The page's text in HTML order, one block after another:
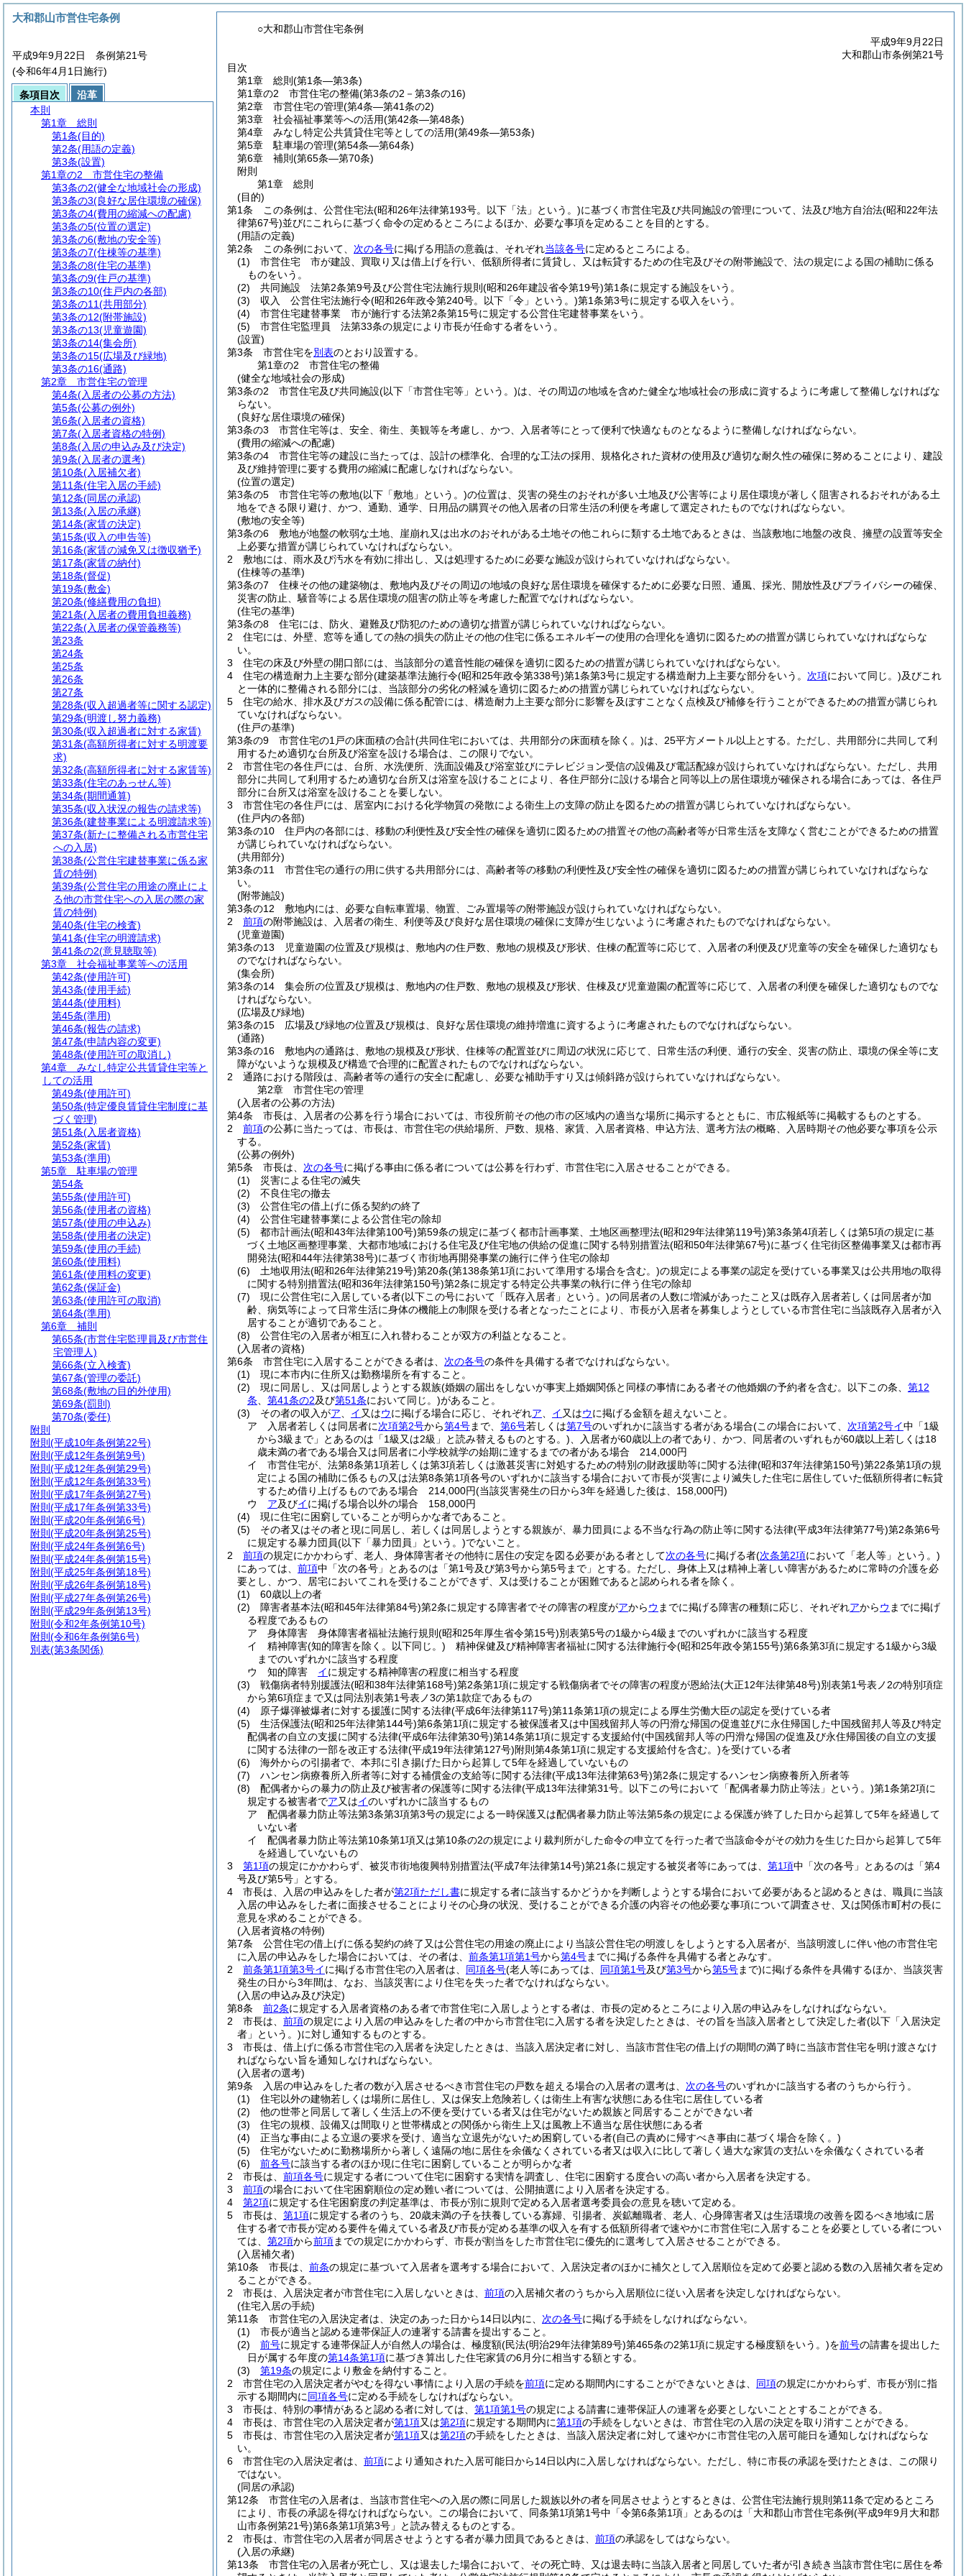
○大和郡山市営住宅条例
平成9年9月22日
大和郡山市条例第21号
目次
第1章
総則 (第1条―第3条)
第1章の2
市営住宅の整備(第3条の2－第3条の16)
第2章
市営住宅の管理(第4条―第41条の2)
第3章
社会福祉事業等への活用(第42条―第48条)
第4章
みなし特定公共賃貸住宅等としての活用(第49条―第53条)
第5章
駐車場の管理(第54条―第64条)
第6章
補則 (第65条―第70条)
附則
第1章
総則
(目的)
第1条
この条例は、公営住宅法(昭和26年法律第193号。以下「法」という。)に基づく市営住宅及び共同施設の管理について、法及び地方自治法(昭和22年法
律第67号)並びにこれらに基づく命令の定めるところによるほか、必要な事項を定めることを目的とする。
(用語の定義)
第2条
この条例において、 次の各号に掲げる用語の意義は、それぞれ当該各号に定めるところによる。
(1)
市営住宅 市が建設、買取り又は借上げを行い、低額所得者に賃貸し、又は転貸するための住宅及びその附帯施設で、法の規定による国の補助に係る
ものをいう。
(2)
共同施設 法第2条第9号及び公営住宅法施行規則 (昭和26年建設省令第19号)第1条に規定する施設をいう。
(3)
収入 公営住宅法施行令(昭和26年政令第240号。以下「令」という。)第1条第3号に規定する収入をいう。
(4)
市営住宅建替事業 市が施行する法第2条第15号に規定する公営住宅建替事業をいう。
(5)
市営住宅監理員 法第33条の規定により市長が任命する者をいう。
(設置)
第3条
市営住宅を別表のとおり設置する。
第1章の2
市営住宅の整備
(健全な地域社会の形成)
第3条の2
市営住宅及び共同施設(以下「市営住宅等」という。)は、その周辺の地域を含めた健全な地域社会の形成に資するように考慮して整備しなければな
らない。
(良好な居住環境の確保)
第3条の3
市営住宅等は、安全、衛生、美観等を考慮し、かつ、入居者等にとって便利で快適なものとなるように整備しなければならない。
(費用の縮減への配慮)
第3条の4
市営住宅等の建設に当たっては、設計の標準化、合理的な工法の採用、規格化された資材の使用及び適切な耐久性の確保に努めることにより、建設
及び維持管理に要する費用の縮減に配慮しなければならない。
(位置の選定)
第3条の5
市営住宅等の敷地(以下「敷地」という。)の位置は、災害の発生のおそれが多い土地及び公害等により居住環境が著しく阻害されるおそれがある土
地をできる限り避け、かつ、通勤、通学、日用品の購買その他入居者の日常生活の利便を考慮して選定されたものでなければならない。
(敷地の安全等)
第3条の6
敷地が地盤の軟弱な土地、崖崩れ又は出水のおそれがある土地その他これらに類する土地であるときは、当該敷地に地盤の改良、擁壁の設置等安全
上必要な措置が講じられていなければならない。
2
敷地には、雨水及び汚水を有効に排出し、又は処理するために必要な施設が設けられていなければならない。
(住棟等の基準)
第3条の7
住棟その他の建築物は、敷地内及びその周辺の地域の良好な居住環境を確保するために必要な日照、通風、採光、開放性及びプライバシーの確保、
災害の防止、騒音等による居住環境の阻害の防止等を考慮した配置でなければならない。
(住宅の基準)
第3条の8
住宅には、防火、避難及び防犯のための適切な措置が講じられていなければならない。
2
住宅には、外壁、窓等を通しての熱の損失の防止その他の住宅に係るエネルギーの使用の合理化を適切に図るための措置が講じられていなければならな
い。
3
住宅の床及び外壁の開口部には、当該部分の遮音性能の確保を適切に図るための措置が講じられていなければならない。
4
住宅の構造耐力上主要な部分(建築基準法施行令(昭和25年政令第338号)第1条第3号に規定する構造耐力上主要な部分をいう。 次項において同じ。)及びこれ
と一体的に整備される部分には、当該部分の劣化の軽減を適切に図るための措置が講じられていなければならない。
5
住宅の給水、排水及びガスの設備に係る配管には、構造耐力上主要な部分に影響を及ぼすことなく点検及び補修を行うことができるための措置が講じられ
ていなければならない。
(住戸の基準)
第3条の9
市営住宅の1戸の床面積の合計(共同住宅においては、共用部分の床面積を除く。)は、25平方メートル以上とする。 ただし、共用部分に共同して利
用するため適切な台所及び浴室を設ける場合は、この限りでない。
2
市営住宅の各住戸には、台所、水洗便所、洗面設備及び浴室並びにテレビジョン受信の設備及び電話配線が設けられていなければならない。 ただし、共用
部分に共同して利用するため適切な台所又は浴室を設けることにより、各住戸部分に設ける場合と同等以上の居住環境が確保される場合にあっては、各住戸
部分に台所又は浴室を設けることを要しない。
3
市営住宅の各住戸には、居室内における化学物質の発散による衛生上の支障の防止を図るための措置が講じられていなければならない。
(住戸内の各部)
第3条の10
住戸内の各部には、移動の利便性及び安全性の確保を適切に図るための措置その他の高齢者等が日常生活を支障なく営むことができるための措置
が講じられていなければならない。
(共用部分)
第3条の11
市営住宅の通行の用に供する共用部分には、高齢者等の移動の利便性及び安全性の確保を適切に図るための措置が講じられていなければならな
い。
(附帯施設)
第3条の12
敷地内には、必要な自転車置場、物置、ごみ置場等の附帯施設が設けられていなければならない。
2
前項の附帯施設は、入居者の衛生、利便等及び良好な居住環境の確保に支障が生じないように考慮されたものでなければならない。
(児童遊園)
第3条の13
児童遊園の位置及び規模は、敷地内の住戸数、敷地の規模及び形状、住棟の配置等に応じて、入居者の利便及び児童等の安全を確保した適切なも
のでなければならない。
(集会所)
第3条の14
集会所の位置及び規模は、敷地内の住戸数、敷地の規模及び形状、住棟及び児童遊園の配置等に応じて、入居者の利便を確保した適切なものでな
ければならない。
(広場及び緑地)
第3条の15
広場及び緑地の位置及び規模は、良好な居住環境の維持増進に資するように考慮されたものでなければならない。
(通路)
第3条の16
敷地内の通路は、敷地の規模及び形状、住棟等の配置並びに周辺の状況に応じて、日常生活の利便、通行の安全、災害の防止、環境の保全等に支
障がないような規模及び構造で合理的に配置されたものでなければならない。
2
通路における階段は、高齢者等の通行の安全に配慮し、必要な補助手すり又は傾斜路が設けられていなければならない。
第2章
市営住宅の管理
(入居者の公募の方法)
第4条
市長は、入居者の公募を行う場合においては、市役所前その他の市の区域内の適当な場所に掲示するとともに、市広報紙等に掲載するものとする。
2
前項の公募に当たっては、市長は、市営住宅の供給場所、戸数、規格、家賃、入居者資格、申込方法、選考方法の概略、入居時期その他必要な事項を公示
する。
(公募の例外)
第5条
市長は、 次の各号に掲げる事由に係る者については公募を行わず、市営住宅に入居させることができる。
(1)
災害による住宅の滅失
(2)
不良住宅の撤去
(3)
公営住宅の借上げに係る契約の終了
(4)
公営住宅建替事業による公営住宅の除却
(5)
都市計画法(昭和43年法律第100号)第59条の規定に基づく都市計画事業、土地区画整理法(昭和29年法律第119号)第3条第4項若しくは第5項の規定に基
づく土地区画整理事業、大都市地域における住宅及び住宅地の供給の促進に関する特別措置法(昭和50年法律第67号)に基づく住宅街区整備事業又は都市再
開発法(昭和44年法律第38号)に基づく市街地再開発事業の施行に伴う住宅の除却
(6)
土地収用法(昭和26年法律第219号)第20条(第138条第1項において準用する場合を含む。)の規定による事業の認定を受けている事業又は公共用地の取得
に関する特別措置法(昭和36年法律第150号)第2条に規定する特定公共事業の執行に伴う住宅の除却
(7)
現に公営住宅に入居している者(以下この号において「既存入居者」という。)の同居者の人数に増減があったこと又は既存入居者若しくは同居者が加
齢、病気等によって日常生活に身体の機能上の制限を受ける者となったことにより、市長が入居者を募集しようとしている市営住宅に当該既存入居者が入
居することが適切であること。
(8)
公営住宅の入居者が相互に入れ替わることが双方の利益となること。
(入居者の資格)
第6条
市営住宅に入居することができる者は、 次の各号の条件を具備する者でなければならない。
(1)
現に本市内に住所又は勤務場所を有すること。
(2)
現に同居し、又は同居しようとする親族(婚姻の届出をしないが事実上婚姻関係と同様の事情にある者その他婚姻の予約者を含む。以下この条、 第12
条
第41条の2及び第51条において同じ。)があること。
(3)
その者の収入がア イ 又はウに掲げる場合に応じ、それぞれア イ 又はウに掲げる金額を超えないこと。
ア
入居者若しくは同居者に次項第2号から第4号まで、 第6号若しくは第7号のいずれかに該当する者がある場合(この場合において、 次項第2号イ中「1級
から3級まで」とあるのは「1級又は2級」と読み替えるものとする。) 、入居者が60歳以上の者であり、かつ、同居者のいずれもが60歳以上若しくは18
歳未満の者である場合又は同居者に小学校就学の始期に達するまでの者がある場合 214,000円
イ
市営住宅が、法第8条第1項若しくは第3項若しくは激甚災害に対処するための特別の財政援助等に関する法律(昭和37年法律第150号)第22条第1項の規
定による国の補助に係るもの又は法第8条第1項各号のいずれかに該当する場合において市長が災害により滅失した住宅に居住していた低額所得者に転貸
するため借り上げるものである場合 214,000円(当該災害発生の日から3年を経過した後は、158,000円)
ウ
ア及びイに掲げる場合以外の場合 158,000円
(4)
現に住宅に困窮していることが明らかな者であること。
(5)
その者又はその者と現に同居し、若しくは同居しようとする親族が、暴力団員による不当な行為の防止等に関する法律(平成3年法律第77号)第2条第6号
に規定する暴力団員(以下「暴力団員」という。)でないこと。
2
前項の規定にかかわらず、老人、身体障害者その他特に居住の安定を図る必要がある者として次の各号に掲げる者(次条第2項において「老人等」という。)
にあっては、 前項中「次の各号」とあるのは「第1号及び第3号から第5号まで」とする。 ただし、身体上又は精神上著しい障害があるために常時の介護を必
要とし、かつ、居宅においてこれを受けることができず、又は受けることが困難であると認められる者を除く。
(1)
60歳以上の者
(2)
障害者基本法(昭和45年法律第84号)第2条に規定する障害者でその障害の程度がアからウ までに掲げる障害の種類に応じ、それぞれアからウ までに掲げ
る程度であるもの
ア
身体障害 身体障害者福祉法施行規則 (昭和25年厚生省令第15号)別表第5号の1級から4級までのいずれかに該当する程度
イ
精神障害(知的障害を除く。以下同じ。) 精神保健及び精神障害者福祉に関する法律施行令(昭和25年政令第155号)第6条第3項に規定する1級から3級
までのいずれかに該当する程度
ウ
知的障害 イに規定する精神障害の程度に相当する程度
(3)
戦傷病者特別援護法(昭和38年法律第168号)第2条第1項に規定する戦傷病者でその障害の程度が恩給法(大正12年法律第48号)別表第1号表ノ2の特別項症
から第6項症まで又は同法別表第1号表ノ3の第1款症であるもの
(4)
原子爆弾被爆者に対する援護に関する法律(平成6年法律第117号)第11条第1項の規定による厚生労働大臣の認定を受けている者
(5)
生活保護法(昭和25年法律第144号)第6条第1項に規定する被保護者又は中国残留邦人等の円滑な帰国の促進並びに永住帰国した中国残留邦人等及び特定
配偶者の自立の支援に関する法律(平成6年法律第30号)第14条第1項に規定する支援給付(中国残留邦人等の円滑な帰国の促進及び永住帰国後の自立の支援
に関する法律の一部を改正する法律(平成19年法律第127号)附則第4条第1項に規定する支援給付を含む。)を受けている者
(6)
海外からの引揚者で、本邦に引き揚げた日から起算して5年を経過していないもの
(7)
ハンセン病療養所入所者等に対する補償金の支給等に関する法律(平成13年法律第63号)第2条に規定するハンセン病療養所入所者等
(8)
配偶者からの暴力の防止及び被害者の保護等に関する法律(平成13年法律第31号。以下この号において「配偶者暴力防止等法」という。)第1条第2項に
規定する被害者でア又はイのいずれかに該当するもの
ア
配偶者暴力防止等法第3条第3項第3号の規定による一時保護又は配偶者暴力防止等法第5条の規定による保護が終了した日から起算して5年を経過して
いない者
イ
配偶者暴力防止等法第10条第1項又は第10条の2の規定により裁判所がした命令の申立てを行った者で当該命令がその効力を生じた日から起算して5年
を経過していないもの
3
第1項の規定にかかわらず、被災市街地復興特別措置法(平成7年法律第14号)第21条に規定する被災者等にあっては、 第1項中「次の各号」とあるのは「第4
号及び第5号」とする。
4
市長は、入居の申込みをした者が第2項ただし書に規定する者に該当するかどうかを判断しようとする場合において必要があると認めるときは、職員に当該
入居の申込みをした者に面接させることによりその心身の状況、受けることができる介護の内容その他必要な事項について調査させ、又は関係市町村の長に
意見を求めることができる。
(入居者資格の特例)
第7条
公営住宅の借上げに係る契約の終了又は公営住宅の用途の廃止により当該公営住宅の明渡しをしようとする入居者が、当該明渡しに伴い他の市営住宅
に入居の申込みをした場合においては、その者は、 前条第1項第1号から第4号までに掲げる条件を具備する者とみなす。
2
前条第1項第3号イに掲げる市営住宅の入居者は、 同項各号(老人等にあっては、 同項第1号及び第3号から第5号まで)に掲げる条件を具備するほか、当該災害
発生の日から3年間は、なお、当該災害により住宅を失った者でなければならない。
(入居の申込み及び決定)
第8条
前2条に規定する入居者資格のある者で市営住宅に入居しようとする者は、市長の定めるところにより入居の申込みをしなければならない。
2
市長は、 前項の規定により入居の申込みをした者の中から市営住宅に入居する者を決定したときは、その旨を当該入居者として決定した者(以下「入居決定
者」という。)に対し通知するものとする。
3
市長は、借上げに係る市営住宅の入居者を決定したときは、当該入居決定者に対し、当該市営住宅の借上げの期間の満了時に当該市営住宅を明け渡さなけ
ればならない旨を通知しなければならない。
(入居者の選考)
第9条
入居の申込みをした者の数が入居させるべき市営住宅の戸数を超える場合の入居者の選考は、 次の各号のいずれかに該当する者のうちから行う。
(1)
住宅以外の建物若しくは場所に居住し、又は保安上危険若しくは衛生上有害な状態にある住宅に居住している者
(2)
他の世帯と同居して著しく生活上の不便を受けている者又は住宅がないため親族と同居することができない者
(3)
住宅の規模、設備又は間取りと世帯構成との関係から衛生上又は風教上不適当な居住状態にある者
(4)
正当な事由による立退の要求を受け、適当な立退先がないため困窮している者(自己の責めに帰すべき事由に基づく場合を除く。)
(5)
住宅がないために勤務場所から著しく遠隔の地に居住を余儀なくされている者又は収入に比して著しく過大な家賃の支払いを余儀なくされている者
(6)
前各号に該当する者のほか現に住宅に困窮していることが明らかな者
2
市長は、 前項各号に規定する者について住宅に困窮する実情を調査し、住宅に困窮する度合いの高い者から入居者を決定する。
3
前項の場合において住宅困窮順位の定め難い者については、公開抽選により入居者を決定する。
4
第2項に規定する住宅困窮度の判定基準は、市長が別に規則で定める入居者選考委員会の意見を聴いて定める。
5
市長は、 第1項に規定する者のうち、20歳未満の子を扶養している寡婦、引揚者、炭鉱離職者、老人、心身障害者又は生活環境の改善を図るべき地域に居
住する者で市長が定める要件を備えている者及び市長が定める基準の収入を有する低額所得者で速やかに市営住宅に入居することを必要としている者につい
ては、 第2項から前項までの規定にかかわらず、市長が割当をした市営住宅に優先的に選考して入居させることができる。
(入居補欠者)
第10条
市長は、 前条の規定に基づいて入居者を選考する場合において、入居決定者のほかに補欠として入居順位を定めて必要と認める数の入居補欠者を定め
ることができる。
2
市長は、入居決定者が市営住宅に入居しないときは、 前項の入居補欠者のうちから入居順位に従い入居者を決定しなければならない。
(住宅入居の手続)
第11条
市営住宅の入居決定者は、決定のあった日から14日以内に、 次の各号に掲げる手続をしなければならない。
(1)
市長が適当と認める連帯保証人の連署する請書を提出すること。
(2)
前号に規定する連帯保証人が自然人の場合は、極度額(民法(明治29年法律第89号)第465条の2第1項に規定する極度額をいう。)を前号の請書を提出した
日が属する年度の第14条第1項に基づき算出した住宅家賃の6月分に相当する額とする。
(3)
第19条の規定により敷金を納付すること。
2
市営住宅の入居決定者がやむを得ない事情により入居の手続を前項に定める期間内にすることができないときは、 同項の規定にかかわらず、市長が別に指
示する期間内に同項各号に定める手続をしなければならない。
3
市長は、特別の事情があると認める者に対しては、 第1項第1号の規定による請書に連帯保証人の連署を必要としないこととすることができる。
4
市長は、市営住宅の入居決定者が第1項又は第2項に規定する期間内に第1項の手続をしないときは、市営住宅の入居の決定を取り消すことができる。
5
市長は、市営住宅の入居決定者が第1項又は第2項の手続をしたときは、当該入居決定者に対して速やかに市営住宅の入居可能日を通知しなければならな
い。
6
市営住宅の入居決定者は、 前項により通知された入居可能日から14日以内に入居しなければならない。 ただし、特に市長の承認を受けたときは、この限り
ではない。
(同居の承認)
第12条
市営住宅の入居者は、当該市営住宅への入居の際に同居した親族以外の者を同居させようとするときは、公営住宅法施行規則第11条で定めるところ
により、市長の承認を得なければならない。
この場合において、同条第1項第1号中「令第6条第1項」とあるのは「大和郡山市営住宅条例(平成9年9月大和郡
山市条例第21号)第6条第1項第3号」と読み替えるものとする。
2
市長は、市営住宅の入居者が同居させようとする者が暴力団員であるときは、 前項の承認をしてはならない。
(入居の承継)
第13条
市営住宅の入居者が死亡し、又は退去した場合において、その死亡時、又は退去時に当該入居者と同居していた者が引き続き当該市営住宅に居住を希
大和郡山市営住宅条例
平成9年9月22日 条例第21号
(令和6年4月1日施行)
条項目次
沿革
本則
第1章
総則
第1条(目的)
第2条(用語の定義)
第3条(設置)
第1章の2
市営住宅の整備
第3条の2(健全な地域社会の形成)
第3条の3(良好な居住環境の確保)
第3条の4(費用の縮減への配慮)
第3条の5(位置の選定)
第3条の6(敷地の安全等)
第3条の7(住棟等の基準)
第3条の8(住宅の基準)
第3条の9(住戸の基準)
第3条の10(住戸内の各部)
第3条の11(共用部分)
第3条の12(附帯施設)
第3条の13(児童遊園)
第3条の14(集会所)
第3条の15(広場及び緑地)
第3条の16(通路)
第2章
市営住宅の管理
第4条(入居者の公募の方法)
第5条(公募の例外)
第6条(入居者の資格)
第7条(入居者資格の特例)
第8条(入居の申込み及び決定)
第9条(入居者の選考)
第10条(入居補欠者)
第11条(住宅入居の手続)
第12条(同居の承認)
第13条(入居の承継)
第14条(家賃の決定)
第15条(収入の申告等)
第16条(家賃の減免又は徴収猶予)
第17条(家賃の納付)
第18条(督促)
第19条(敷金)
第20条(修繕費用の負担)
第21条(入居者の費用負担義務)
第22条(入居者の保管義務等)
第23条
第24条
第25条
第26条
第27条
第28条(収入超過者等に関する認定)
第29条(明渡し努力義務)
第30条(収入超過者に対する家賃)
第31条(高額所得者に対する明渡要
求)
第32条(高額所得者に対する家賃等)
第33条(住宅のあっせん等)
第34条(期間通算)
第35条(収入状況の報告の請求等)
第36条(建替事業による明渡請求等)
第37条(新たに整備される市営住宅
への入居)
第38条(公営住宅建替事業に係る家
賃の特例)
第39条(公営住宅の用途の廃止によ
る他の市営住宅への入居の際の家
賃の特例)
第40条(住宅の検査)
第41条(住宅の明渡請求)
第41条の2(意見聴取等)
第3章
社会福祉事業等への活用
第42条(使用許可)
第43条(使用手続)
第44条(使用料)
第45条(準用)
第46条(報告の請求)
第47条(申請内容の変更)
第48条(使用許可の取消し)
第4章
みなし特定公共賃貸住宅等と
しての活用
第49条(使用許可)
第50条(特定優良賃貸住宅制度に基
づく管理)
第51条(入居者資格)
第52条(家賃)
第53条(準用)
第5章
駐車場の管理
第54条
第55条(使用許可)
第56条(使用者の資格)
第57条(使用の申込み)
第58条(使用者の決定)
第59条(使用の手続)
第60条(使用料)
第61条(使用料の変更)
第62条(保証金)
第63条(使用許可の取消)
第64条(準用)
第6章
補則
第65条(市営住宅監理員及び市営住
宅管理人)
第66条(立入検査)
第67条(管理の委託)
第68条(敷地の目的外使用)
第69条(罰則)
第70条(委任)
附則
附則 (平成10年条例第22号)
附則 (平成12年条例第9号)
附則 (平成12年条例第29号)
附則 (平成12年条例第33号)
附則 (平成17年条例第27号)
附則 (平成17年条例第33号)
附則 (平成20年条例第6号)
附則 (平成20年条例第25号)
附則 (平成24年条例第6号)
附則 (平成24年条例第15号)
附則 (平成25年条例第18号)
附則 (平成26年条例第18号)
附則 (平成27年条例第26号)
附則 (平成29年条例第13号)
附則 (令和2年条例第10号)
附則 (令和6年条例第6号)
別表(第3条関係)